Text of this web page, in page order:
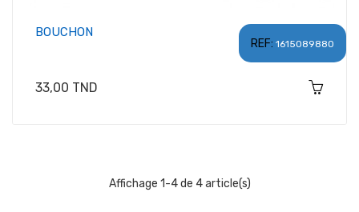
REF: 1615089880
BOUCHON
Prix
33,00 TND
Affichage 1-4 de 4 article(s)